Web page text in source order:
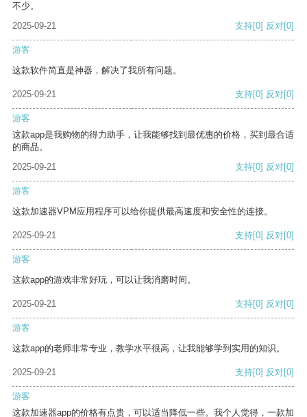
不少。
2025-09-21
支持[0] 反对[0]
游客
这款软件简直是神器，解决了我所有问题。
2025-09-21 支持[0] 反对[0]
游客
这款app是我购物的得力助手，让我能够找到最优惠的价格，买到最合适
的商品。
2025-09-21
支持[0] 反对[0]
游客
这款加速器VPM应用程序可以给你提供最高速度和安全性的连接。
2025-09-21 支持[0] 反对[0]
游客
这款app的游戏非常好玩，可以让我消磨时间。
2025-09-21 支持[0] 反对[0]
游客
这款app的老师非常专业，教学水平很高，让我能够学到实用的知识。
2025-09-21 支持[0] 反对[0]
游客
这款加速器app的价格有点贵，可以适当降低一些。我个人觉得，一款加